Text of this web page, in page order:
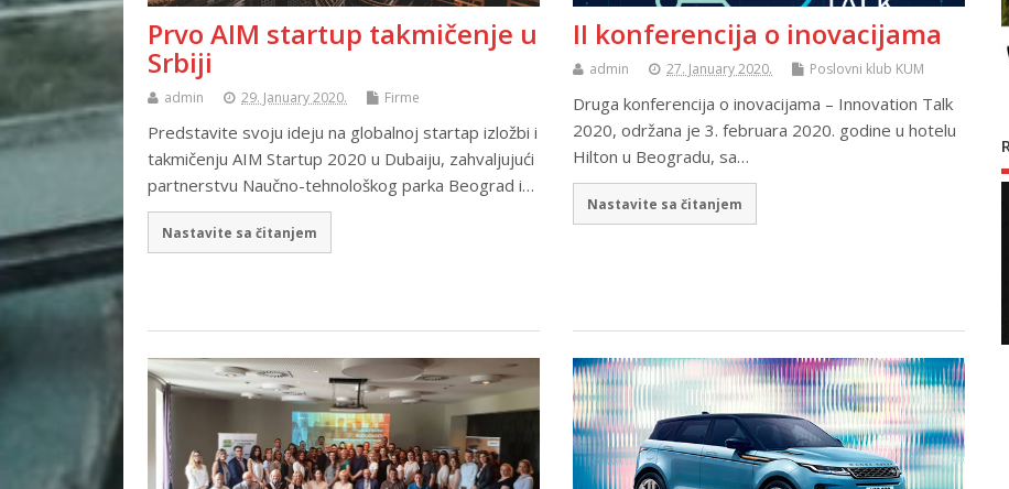
Prvo AIM startup takmičenje u
Srbiji
admin 29. January 2020. Firme
Predstavite svoju ideju na globalnoj startap izložbi i
takmičenju AIM Startup 2020 u Dubaiju, zahvaljujući
partnerstvu Naučno-tehnološkog parka Beograd i…
Nastavite sa čitanjem
II konferencija o inovacijama
admin 27. January 2020. Poslovni klub KUM
Druga konferencija o inovacijama – Innovation Talk
2020, održana je 3. februara 2020. godine u hotelu
Hilton u Beogradu, sa…
Nastavite sa čitanjem